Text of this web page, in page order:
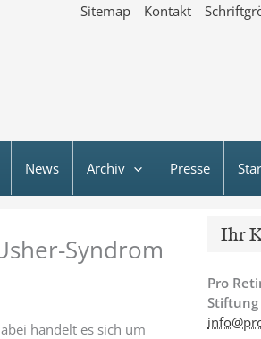
Sitemap Kontakt
News Archiv Presse
Syndrom
handelt es sich um
Ihr
Pro